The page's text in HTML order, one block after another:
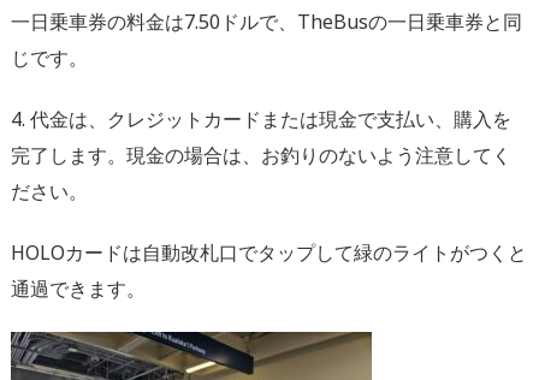
一日乗車券の料金は7.50ドルで、TheBusの一日乗車券と同
じです。
4. 代金は、クレジットカードまたは現金で支払い、購入を
完了します。現金の場合は、お釣りのないよう注意してく
ださい。
HOLOカードは自動改札口でタップして緑のライトがつくと
通過できます。